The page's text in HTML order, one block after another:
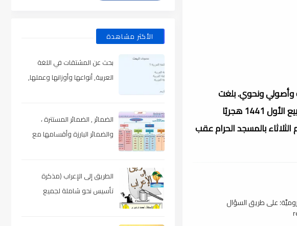
الأول 1441 هجريًا) هو محدث وفقيه وأصولي ونحوي. بلغت
مؤلفاته فوق 45 مؤلفًا، كان قد وُلد في هرر عام 1348 هجريًا الموافق 1929 ميلاديًا، وتوفي يوم الاثنين 7 ربيع الأول 1441 هجريًا
عليه يوم الثلاثاء بالمسجد الحرام عقب
على طريق السؤال
الأكثر مشاهدة
بحث عن المشتقات في اللغة
العربية, أنواعها وأوزانها وعملها,
الضمائر , الضمائر المستترة ،
والضمائر البارزة وأقسامها مع
الطريق إلى الإعراب (مذكرة
تأسيس نحو شاملة لجميع